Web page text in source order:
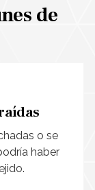
endodoncia
del
de
o se
haber